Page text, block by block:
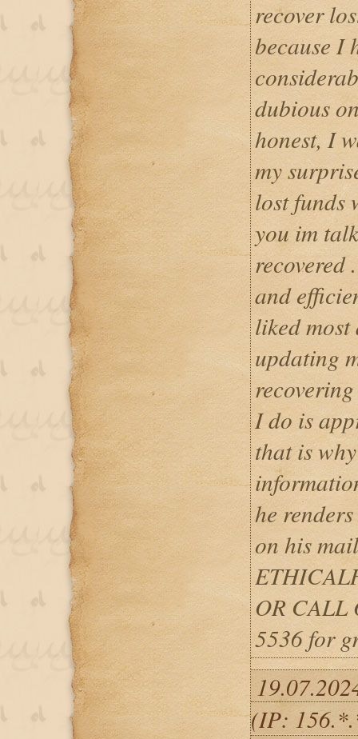
recover
because I
dubious
honest, I
my
lost funds
you im
recovered
and
liked
updating
I do is
that is
he
on his
OR CALL
5536‬ for
(IP: